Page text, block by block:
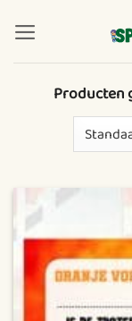
naar
inhoud
Producten